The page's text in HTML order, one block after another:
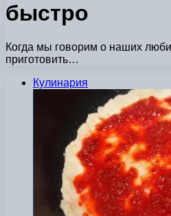
быстро
Когда мы говорим о наших
приготовить…
Кулинария